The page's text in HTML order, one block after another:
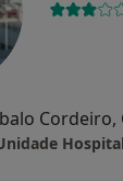
Cordeiro,